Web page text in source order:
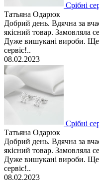
Срібні
Татьяна Одарюк
Добрий день. Вдячна за
якісний товар. Замовляла
Дуже вишукані вироби. Ще
сервіс!..
08.02.2023
Срібні
Татьяна Одарюк
Добрий день. Вдячна за
якісний товар. Замовляла
Дуже вишукані вироби. Ще
сервіс!..
08.02.2023